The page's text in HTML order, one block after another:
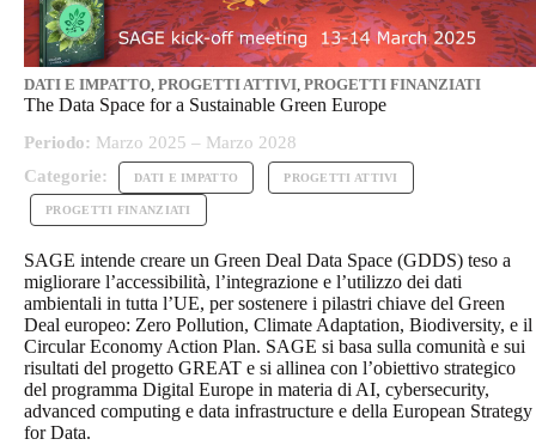
DATI E IMPATTO, PROGETTI ATTIVI, PROGETTI FINANZIATI
The Data Space for a Sustainable Green Europe
Periodo: Marzo 2025 – Marzo 2028
Categorie:
DATI E IMPATTO PROGETTI ATTIVI
PROGETTI FINANZIATI
SAGE intende creare un Green Deal Data Space (GDDS) teso a
migliorare l’accessibilità, l’integrazione e l’utilizzo dei dati
ambientali in tutta l’UE, per sostenere i pilastri chiave del Green
Deal europeo: Zero Pollution, Climate Adaptation, Biodiversity, e il
Circular Economy Action Plan. SAGE si basa sulla comunità e sui
risultati del progetto GREAT e si allinea con l’obiettivo strategico
del programma Digital Europe in materia di AI, cybersecurity,
advanced computing e data infrastructure e della European Strategy
for Data.